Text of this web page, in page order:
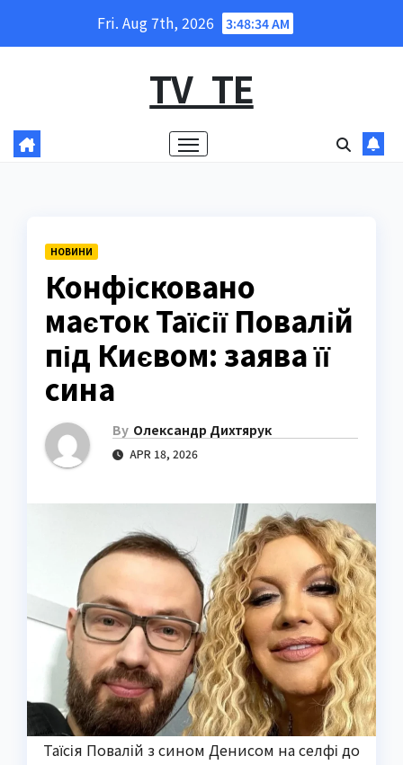
Fri. Aug 7th, 2026 3:48:34 AM
TV_TE
НОВИНИ
Конфісковано
маєток Таїсії Повалій
під Києвом: заява її
сина
By Олександр Дихтярук
APR 18, 2026
Таїсія Повалій з сином Денисом на селфі до